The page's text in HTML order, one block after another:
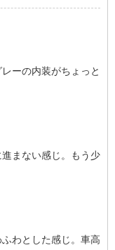
ーの内装がちょっと
まない感じ。もう少
わとした感じ。車高